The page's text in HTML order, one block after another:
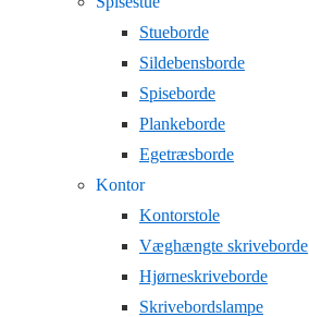
Stueborde
Sildebensborde
Spiseborde
Plankeborde
Egetræsborde
Kontor
Kontorstole
Væghængte skriveborde
Hjørneskriveborde
Skrivebordslampe